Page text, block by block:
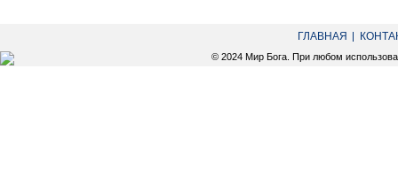
ГЛАВНАЯ
© 2024 Мир Бога. При любом